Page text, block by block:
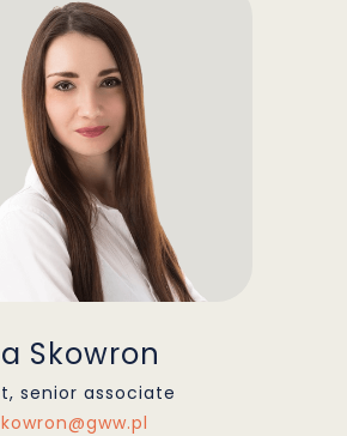
Skowron
senior associate